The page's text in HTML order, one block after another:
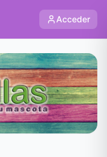
Acceder